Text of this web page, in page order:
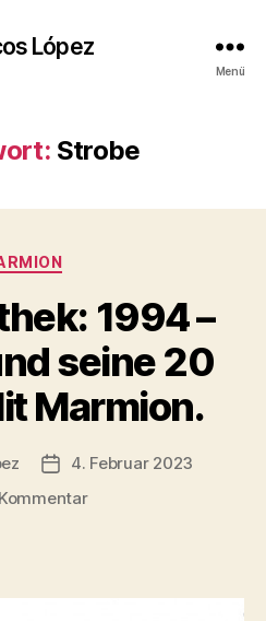
López
Menü
Strobe
Kategorien
1994 –
seine 20
Marmion.
Veröffentlichungsdatum
4. Februar 2023
zu